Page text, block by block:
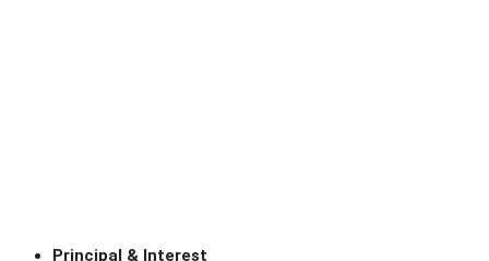
Principal & Interest